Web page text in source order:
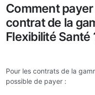
Comment
contrat de la
Flexibilité Santé
Pour les contrats de la
possible de payer :